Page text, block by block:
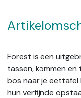
Forest is een
tassen, kommen
bos naar je eettafel
hun verfijnde